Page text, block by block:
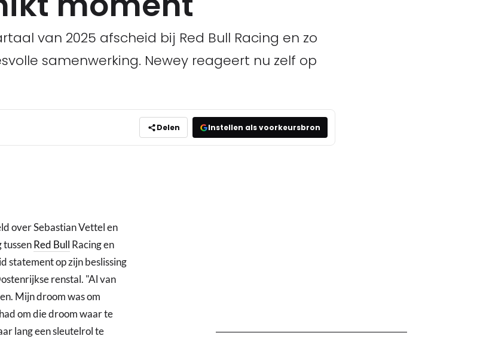
van 2025 afscheid bij Red Bull Racing en zo
samenwerking. Newey reageert nu zelf op
Delen Instellen als voorkeursbron
over Sebastian Vettel en
tussenRed Bull Racing en
statement op zijn beslissing
renstal. "Al van
Mijn droom was om
om die droom waar te
lang een sleutelrol te